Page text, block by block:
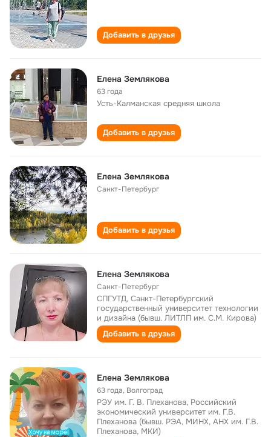
Добавить в друзья
Елена Землякова
63 года
Усть-Калманская средняя школа
Добавить в друзья
Елена Землякова
Санкт-Петербург
Добавить в друзья
Елена Землякова
Санкт-Петербург
СПГУТД, Санкт-Петербургский
государственный университет технологии
и дизайна (бывш. ЛИТЛП им. С.М. Кирова)
Добавить в друзья
Елена Землякова
63 года, Волгоград
РЭУ им. Г. В. Плеханова, Российский
экономический университет им. Г.В.
Плеханова (бывш. РЭА, МИНХ, АНХ им. Г.В.
Плеханова, МКИ)